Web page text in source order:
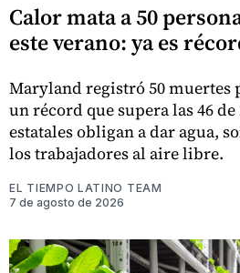
Calor mata a 50
este verano: ya es
Maryland registró 50 muertes
un récord que supera las 46 de
estatales obligan a dar agua,
los trabajadores al aire libre.
EL TIEMPO LATINO TEAM
7 de agosto de 2026